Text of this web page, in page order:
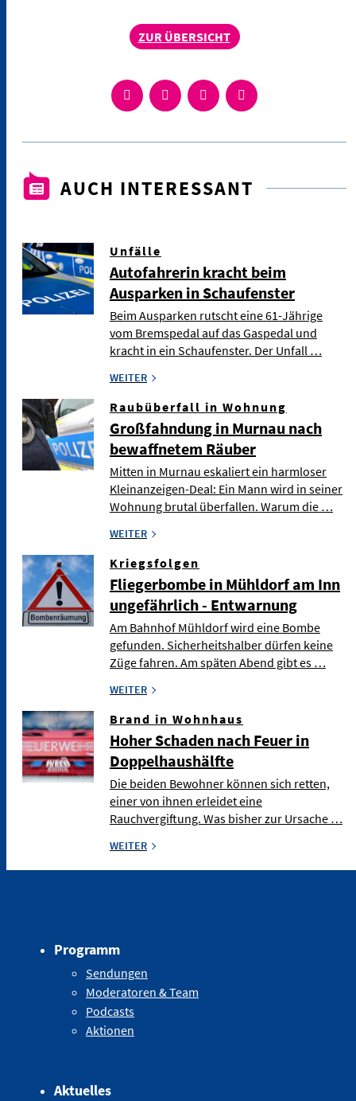
ZUR ÜBERSICHT
AUCH INTERESSANT
Unfälle
Autofahrerin kracht beim
Ausparken in Schaufenster
Beim Ausparken rutscht eine 61-Jährige
vom Bremspedal auf das Gaspedal und
kracht in ein Schaufenster. Der Unfall …
WEITER
Raubüberfall in Wohnung
Großfahndung in Murnau nach
bewaffnetem Räuber
Mitten in Murnau eskaliert ein harmloser
Kleinanzeigen-Deal: Ein Mann wird in seiner
Wohnung brutal überfallen. Warum die …
WEITER
Kriegsfolgen
Fliegerbombe in Mühldorf am Inn
ungefährlich - Entwarnung
Am Bahnhof Mühldorf wird eine Bombe
gefunden. Sicherheitshalber dürfen keine
Züge fahren. Am späten Abend gibt es …
WEITER
Brand in Wohnhaus
Hoher Schaden nach Feuer in
Doppelhaushälfte
Die beiden Bewohner können sich retten,
einer von ihnen erleidet eine
Rauchvergiftung. Was bisher zur Ursache …
WEITER
Programm
Sendungen
Moderatoren & Team
Podcasts
Aktionen
Aktuelles